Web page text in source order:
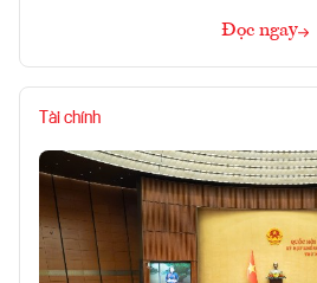
Đọc ngay
Tài chính